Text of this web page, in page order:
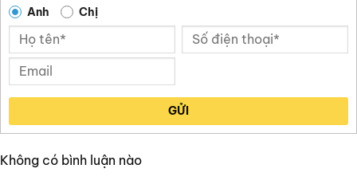
Anh Chị
GỬI
Không có bình luận nào